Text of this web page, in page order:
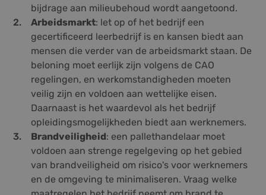
bijdrage aan milieubehoud wordt aangetoond.
Arbeidsmarkt: let op of het bedrijf een
gecertificeerd leerbedrijf is en kansen biedt aan
mensen die verder van de arbeidsmarkt staan. De
beloning moet eerlijk zijn volgens de CAO
regelingen, en werkomstandigheden moeten
veilig zijn en voldoen aan wettelijke eisen.
Daarnaast is het waardevol als het bedrijf
opleidingsmogelijkheden biedt aan werknemers.
Brandveiligheid: een pallethandelaar moet
voldoen aan strenge regelgeving op het gebied
van brandveiligheid om risico's voor werknemers
en de omgeving te minimaliseren. Vraag welke